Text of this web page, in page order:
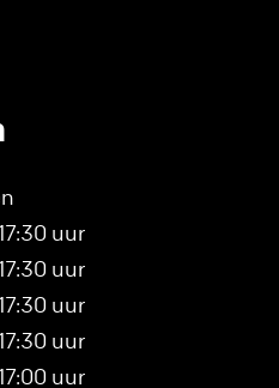
uur
uur
uur
uur
uur